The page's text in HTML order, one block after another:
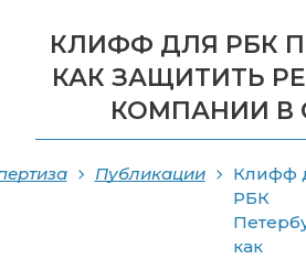
КЛИФФ ДЛЯ РБК
КАК ЗАЩИТИТЬ
КОМПАНИИ В
Публикации
Клифф
РБК
как